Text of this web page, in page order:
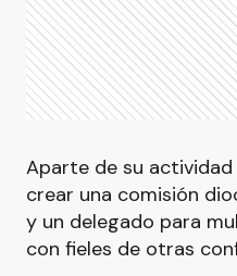
Aparte de su
crear una comisión
y un delegado para
con fieles de otras